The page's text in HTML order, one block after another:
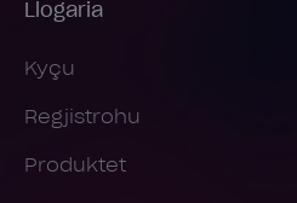
Llogaria
Kyçu
Regjistrohu
Produktet